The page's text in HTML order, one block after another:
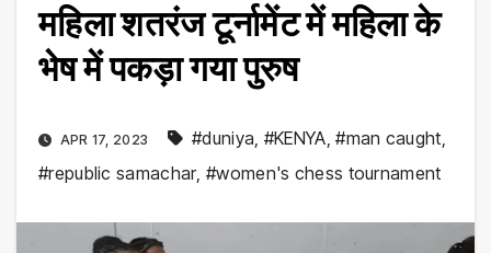
महिला शतरंज टूर्नामेंट में महिला के
भेष में पकड़ा गया पुरुष
APR 17, 2023 #duniya #KENYA ,#man caught
#republic samachar,#women's chess tournament